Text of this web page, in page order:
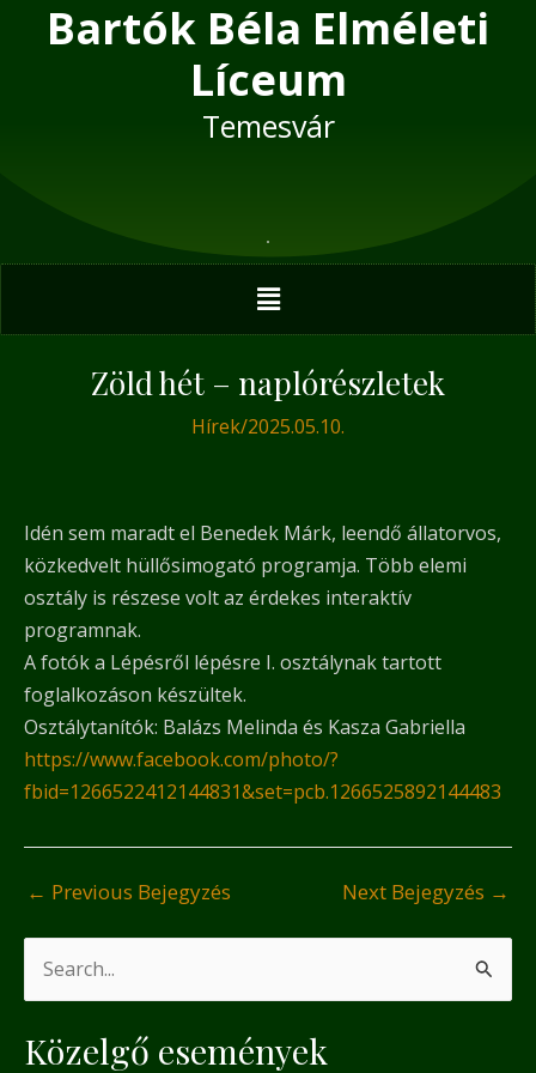
Bartók Béla Elméleti
Líceum
Temesvár
Menu
Zöld hét – naplórészletek
Hírek/2025.05.10.
Idén sem maradt el Benedek Márk, leendő állatorvos,
közkedvelt hüllősimogató programja. Több elemi
osztály is részese volt az érdekes interaktív
programnak.
A fotók a Lépésről lépésre I. osztálynak tartott
foglalkozáson készültek.
Osztálytanítók: Balázs Melinda és Kasza Gabriella
https://www.facebook.com/photo/?
fbid=1266522412144831&set=pcb.1266525892144483
Post
navigation
← Previous Bejegyzés Next Bejegyzés →
a
Közelgő események